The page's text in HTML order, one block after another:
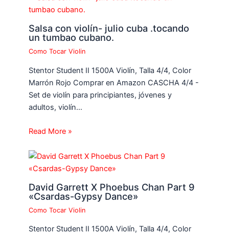
Salsa con violín- julio cuba .tocando
un tumbao cubano.
Como Tocar Violin
Stentor Student II 1500A Violín, Talla 4/4, Color
Marrón Rojo Comprar en Amazon CASCHA 4/4 -
Set de violín para principiantes, jóvenes y
adultos, violín…
Read More »
David Garrett X Phoebus Chan Part 9
«Csardas-Gypsy Dance»
Como Tocar Violin
Stentor Student II 1500A Violín, Talla 4/4, Color